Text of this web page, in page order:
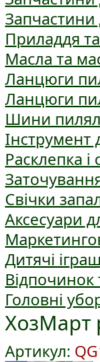
Запчастини
Приладдя
Масла та
Ланцюги
Ланцюги
Шини
Інструмент
Расклепка
Свічки
Аксесуари
Дитячі
Відпочинок
Головні
ХозМарт
Артикул: